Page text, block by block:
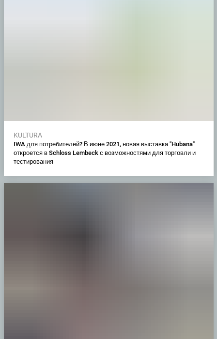
KULTURA
IWA для потребителей? В июне 2021, новая выставка "Hubana"
откроется в Schloss Lembeck с возможностями для торговли и
тестирования